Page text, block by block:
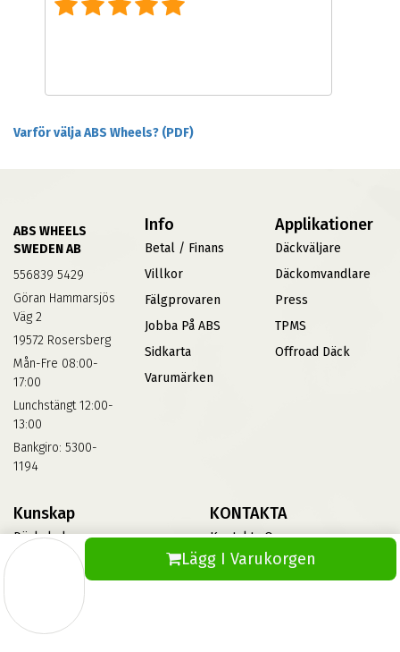
Lägg I Varukorgen
Varför välja ABS Wheels? (PDF)
ABS WHEELS
SWEDEN AB
556839 5429
Göran Hammarsjös
Väg 2
19572 Rosersberg
Mån-Fre 08:00-
17:00
Lunchstängt 12:00-
13:00
Bankgiro: 5300-
1194
Info
Betal / Finans
Villkor
Fälgprovaren
Jobba På ABS
Sidkarta
Varumärken
Applikationer
Däckväljare
Däckomvandlare
Press
TPMS
Offroad Däck
Kunskap
Däckskola
Informationsbank Av Däck
Och Fälgar
KONTAKTA
Kontakta Oss
Vinterdäck